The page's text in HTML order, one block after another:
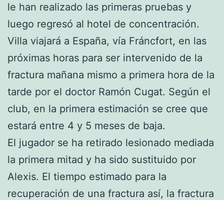
le han realizado las primeras pruebas y
luego regresó al hotel de concentración.
Villa viajará a España, vía Fráncfort, en las
próximas horas para ser intervenido de la
fractura mañana mismo a primera hora de la
tarde por el doctor Ramón Cugat. Según el
club, en la primera estimación se cree que
estará entre 4 y 5 meses de baja.
El jugador se ha retirado lesionado mediada
la primera mitad y ha sido sustituido por
Alexis. El tiempo estimado para la
recuperación de una fractura así, la fractura